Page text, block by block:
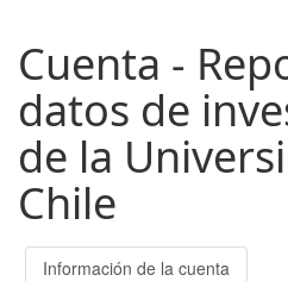
Cuenta -
datos de
de la
Chile
Información de la cuenta